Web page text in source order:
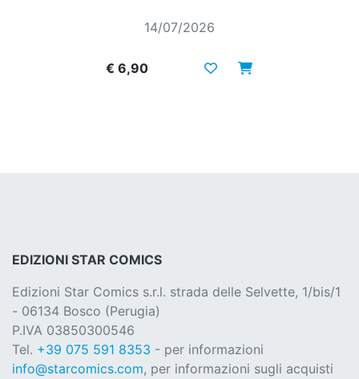
14/07/2026
€ 6,90
EDIZIONI STAR COMICS
Edizioni Star Comics s.r.l. strada delle Selvette, 1/bis/1
- 06134 Bosco (Perugia)
P.IVA 03850300546
Tel. +39 075 591 8353 - per informazioni
info@starcomics.com, per informazioni sugli acquisti